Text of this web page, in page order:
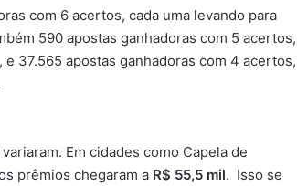
com 6 acertos, cada uma levando para
590 apostas ganhadoras com 5 acertos,
37.565 apostas ganhadoras com 4 acertos,
Em cidades como Capela de
prêmios chegaram a R$ 55,5 mil. Isso se